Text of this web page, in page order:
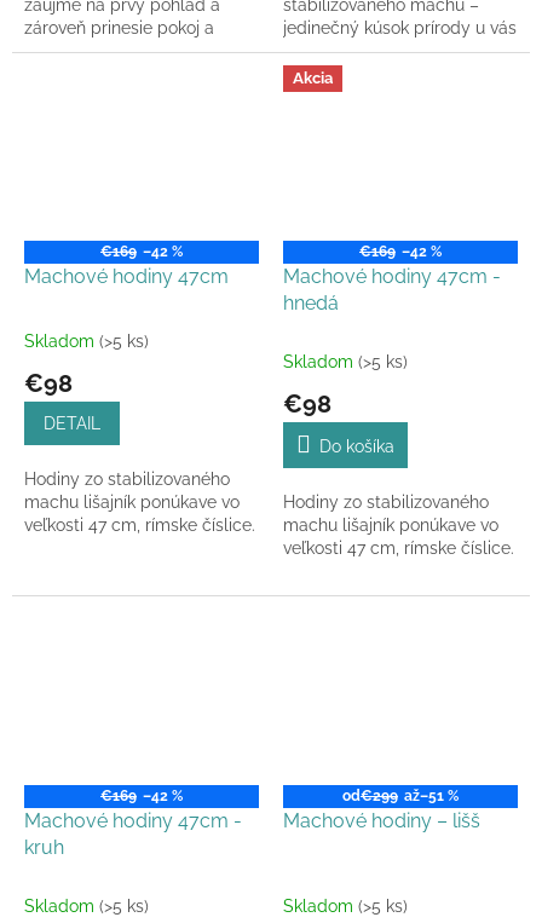
zaujme na prvý pohľad a
zároveň prinesie pokoj a
rovnováhu do každého
stabilizovaného machu –
jedinečný kúsok prírody u vás
doma.
€169 –42 %
Machové hodiny 47cm
Priemerné
produktu
5
hviezdičiek.
Skladom (>5 ks)
€98
DETAIL
Hodiny zo stabilizovaného
machu lišajník ponúkave vo
veľkosti 47 cm, rímske číslice.
Akcia
€169 –42 %
Machové hodiny 47cm -
hnedá
Skladom (>5 ks)
€98
Do košíka
Hodiny zo stabilizovaného
machu lišajník ponúkave vo
veľkosti 47 cm, rímske číslice.
€169 –42 %
Machové hodiny 47cm -
kruh
Skladom (>5 ks)
od€299 až–51 %
Machové hodiny – lišš
Skladom (>5 ks)